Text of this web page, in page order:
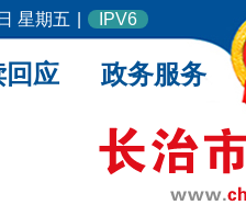
星期五 IPV6
回应 政务服务